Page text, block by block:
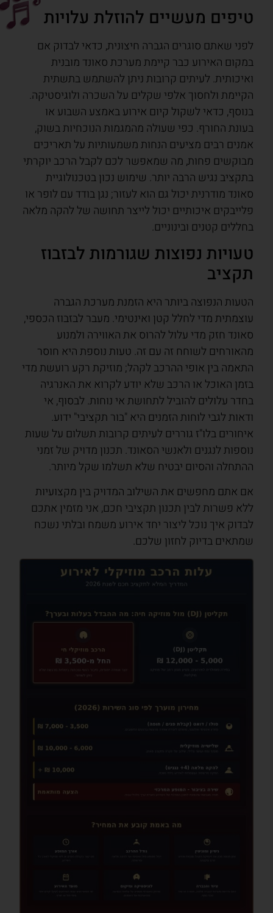
טיפים מעשיים להוזלת עלויות
לפני שאתם סוגרים הגברה חיצונית, כדאי לבדוק אם
במקום האירוע כבר קיימת מערכת סאונד מובנית
ואיכותית. לעיתים קרובות ניתן להשתמש בתשתית
הקיימת ולחסוך אלפי שקלים על השכרה ולוגיסטיקה.
בנוסף, כדאי לשקול קיום אירוע באמצע השבוע או
בעונת החורף. כפי שעולה מהמגמות הנוכחיות בשוק,
אמנים רבים מציעים הנחות משמעותיות על תאריכים
מבוקשים פחות, מה שמאפשר לכם לקבל הרכב יוקרתי
בתקציב נגיש הרבה יותר. שימוש נכון בטכנולוגיית
סאונד מודרנית יכול גם הוא לעזור; נגן בודד עם לופר או
פלייבקים איכותיים יכול לייצר תחושה של להקה מלאה
בחללים קטנים ובינוניים.
טעויות נפוצות שגורמות לבזבוז
תקציב
הטעות הנפוצה ביותר היא הזמנת מערכת הגברה
עוצמתית מדי לחלל קטן ואינטימי. מעבר לבזבוז הכספי,
סאונד חזק מדי עלול להרוס את האווירה ולמנוע
מהאורחים לשוחח זה עם זה. טעות נוספת היא חוסר
התאמה בין אופי ההרכב לקהל; מוזיקת רקע רועשת מדי
בזמן האוכל או הרכב שלא יודע לקרוא את האנרגיה
בחדר עלולים להוביל לתחושת אי נוחות. לבסוף, אי
ודאות לגבי לוחות הזמנים היא "בור תקציבי" ידוע.
איחורים בלו"ז גוררים לעיתים קרובות תשלום על שעות
נוספות לנגנים ולאנשי הסאונד. תכנון מדויק של זמני
ההתחלה והסיום יבטיח שלא תשלמו שקל מיותר.
אם אתם מחפשים את השילוב המדויק בין מקצועיות
ללא פשרות לבין תכנון תקציבי חכם, אני מזמין אתכם
לבדוק איך נוכל ליצור יחד אירוע משמח ובלתי נשכח
שמתאים בדיוק לחזון שלכם.